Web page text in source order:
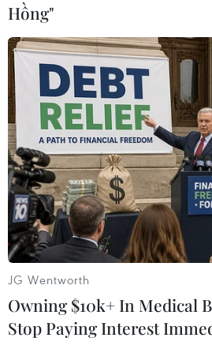
tính với SARS-CoV-2.
Hiện tại bệnh nhân được
Bệnh viện Bệnh nhiệt đới
Đông Anh.
Tổng số người tiếp xúc gần
vùng dịch đang được theo
là 13.929 người; trong đó
bệnh viện là 168 người,
sở khác là 12.678 người,
trú là 1.083.
Tính đến 18 giờ ngày 21/10,
cộng 691 ca mắc COVID-19
nước; trong đó số lượng ca
ngày 25/7 đến nay là 551 ca,
Hồng"
JG Wentworth
Owning $10k+ In Medical
Stop Paying Interest